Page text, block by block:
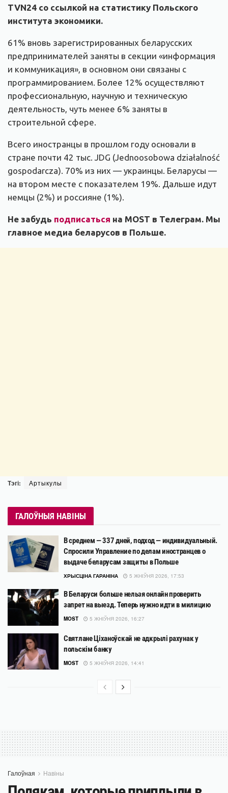
TVN24 со ссылкой на статистику Польского
института экономики.
61% вновь зарегистрированных беларусских
предпринимателей заняты в секции «информация
и коммуникация», в основном они связаны с
программированием. Более 12% осуществляют
профессиональную, научную и техническую
деятельность, чуть менее 6% заняты в
строительной сфере.
Всего иностранцы в прошлом году основали в
стране почти 42 тыс. JDG (Jednoosobowa działalność
gospodarcza). 70% из них — украинцы. Беларусы —
на втором месте с показателем 19%. Дальше идут
немцы (2%) и россияне (1%).
Не забудь подписаться на MOST в Телеграм. Мы
главное медиа беларусов в Польше.
Тэгі: Артыкулы
ГАЛОЎНЫЯ НАВІНЫ
В среднем — 337 дней, подход — индивидуальный.
Спросили Управление по делам иностранцев о
выдаче беларусам защиты в Польше
ХРЫСЦІНА ГАРАНІНА 5 ЖНІЎНЯ 2026, 17:53
В Беларуси больше нельзя онлайн проверить
запрет на выезд. Теперь нужно идти в милицию
MOST 5 ЖНІЎНЯ 2026, 16:27
Святлане Ціханоўскай не адкрылі рахунак у
польскім банку
MOST 5 ЖНІЎНЯ 2026, 14:41
Галоўная Навіны